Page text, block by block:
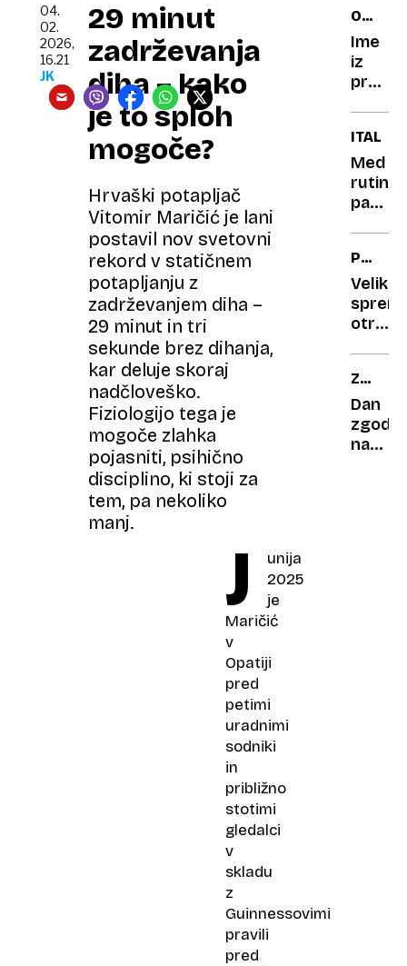
29 minut
zadrževanja
diha – kako
je to sploh
mogoče?
Hrvaški potapljač
Vitomir Maričić je lani
postavil nov svetovni
rekord v statičnem
potapljanju z
zadrževanjem diha –
29 minut in tri
sekunde brez dihanja,
kar deluje skoraj
nadčloveško.
Fiziologijo tega je
mogoče zlahka
pojasniti, psihično
disciplino, ki stoji za
tem, pa nekoliko
manj.
04.
02.
2026,
16.21
JK
J
unija
2025
je
Maričić
v
Opatiji
pred
petimi
uradnimi
sodniki
in
približno
stotimi
gledalci
v
skladu
z
Guinnessovimi
pravili
pred
ni
Zala
danes
steze
in
OPEL
Ime
iz
a
ITALIJA
Med
najdbo
na
PRAVNI
Velika
otroci
niso
več
SE
JE
Dan